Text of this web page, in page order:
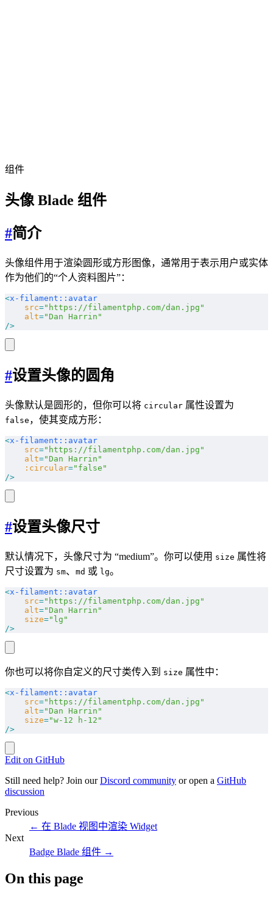
组件
头像 Blade 组件
#简介
头像组件用于渲染圆形或方形图像，通常用于表示用户或实体
作为他们的“个人资料图片”：
<x-filament::avatar
    src
="https://filamentphp.com/dan.jpg"
    alt
="Dan Harrin"
/>
#设置头像的圆角
头像默认是圆形的，但你可以将 circular 属性设置为
false ，使其变成方形：
<x-filament::avatar
    src
="https://filamentphp.com/dan.jpg"
    alt
="Dan Harrin"
    :circular
="false"
/>
#设置头像尺寸
默认情况下，头像尺寸为 “medium”。你可以使用 size 属性将
尺寸设置为 sm、 md 或 lg。
<x-filament::avatar
    src
="https://filamentphp.com/dan.jpg"
    alt
="Dan Harrin"
    size
="lg"
/>
你也可以将你自定义的尺寸类传入到 size 属性中：
<x-filament::avatar
    src
="https://filamentphp.com/dan.jpg"
    alt
="Dan Harrin"
    size
="w-12 h-12"
/>
Edit on GitHub
Still need help? Join ourDiscord community or open a GitHub
discussion
Previous
← 在 Blade 视图中渲染 Widget
Next
Badge Blade 组件 →
On this page